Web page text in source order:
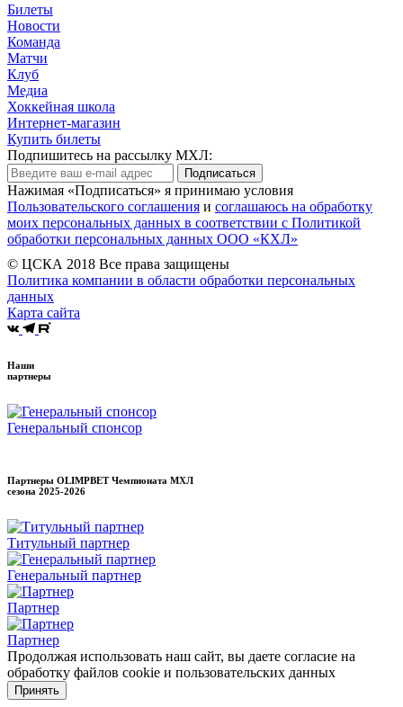
Билеты
Новости
Команда
Матчи
Клуб
Медиа
Хоккейная школа
Интернет-магазин
Купить билеты
Подпишитесь на рассылку МХЛ:
Подписаться
Нажимая «Подписаться» я принимаю условия
Пользовательского соглашения и соглашаюсь на обработку
моих персональных данных в соответствии с Политикой
обработки персональных данных ООО «КХЛ»
© ЦСКА 2018 Все права защищены
Политика компании в области обработки персональных
данных
Карта сайта
Наши
партнеры
Генеральный спонсор
Партнеры OLIMPBET Чемпионата МХЛ
сезона 2025-2026
Титульный партнер
Генеральный партнер
Партнер
Партнер
Продолжая использовать наш сайт, вы даете согласие на
обработку файлов cookie и пользовательских данных
Принять